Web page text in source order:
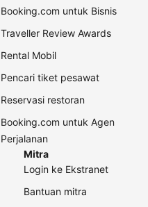
Booking.com untuk Bisnis
Traveller Review Awards
Rental Mobil
Pencari tiket pesawat
Reservasi restoran
Booking.com untuk Agen
Perjalanan
Mitra
Login ke Ekstranet
Bantuan mitra